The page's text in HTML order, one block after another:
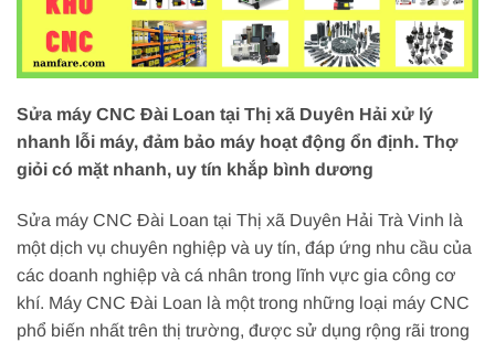
Sửa máy CNC Đài Loan tại Thị xã Duyên Hải xử lý
nhanh lỗi máy, đảm bảo máy hoạt động ổn định. Thợ
giỏi có mặt nhanh, uy tín khắp bình dương
Sửa máy CNC Đài Loan tại Thị xã Duyên Hải Trà Vinh là
một dịch vụ chuyên nghiệp và uy tín, đáp ứng nhu cầu của
các doanh nghiệp và cá nhân trong lĩnh vực gia công cơ
khí. Máy CNC Đài Loan là một trong những loại máy CNC
phổ biến nhất trên thị trường, được sử dụng rộng rãi trong